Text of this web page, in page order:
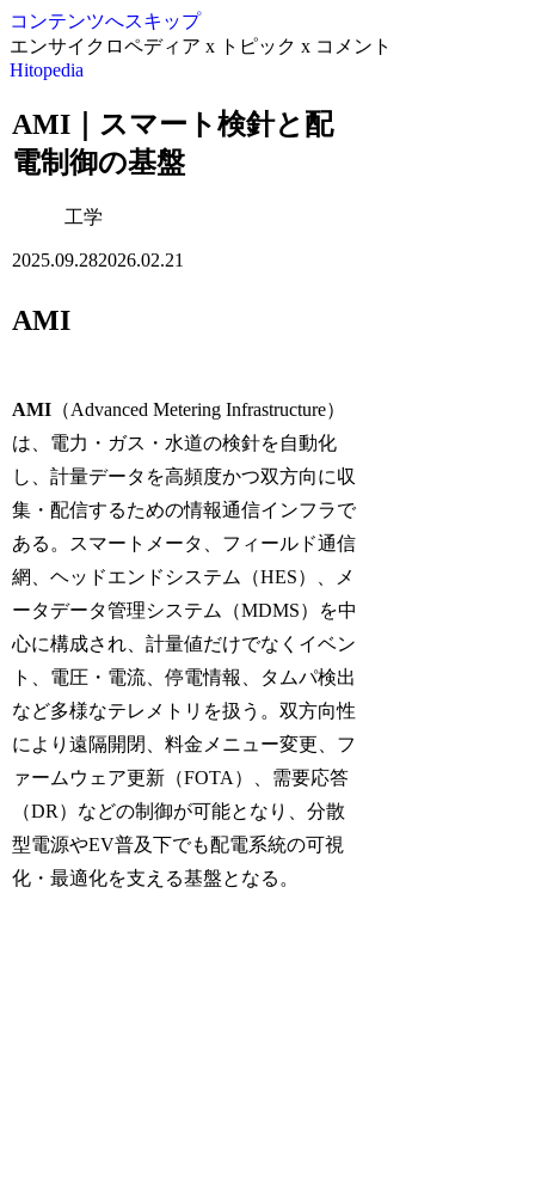
コンテンツへスキップ
エンサイクロペディア x トピック x コメント
Hitopedia
AMI｜スマート検針と配
電制御の基盤
工学
2025.09.282026.02.21
AMI
AMI （Advanced Metering Infrastructure）
は、電力・ガス・水道の検針を自動化
し、計量データを高頻度かつ双方向に収
集・配信するための情報通信インフラで
ある。スマートメータ、フィールド通信
網、ヘッドエンドシステム（HES）、メ
ータデータ管理システム（MDMS）を中
心に構成され、計量値だけでなくイベン
ト、電圧・電流、停電情報、タムパ検出
など多様なテレメトリを扱う。双方向性
により遠隔開閉、料金メニュー変更、フ
ァームウェア更新（FOTA）、需要応答
（DR）などの制御が可能となり、分散
型電源やEV普及下でも配電系統の可視
化・最適化を支える基盤となる。